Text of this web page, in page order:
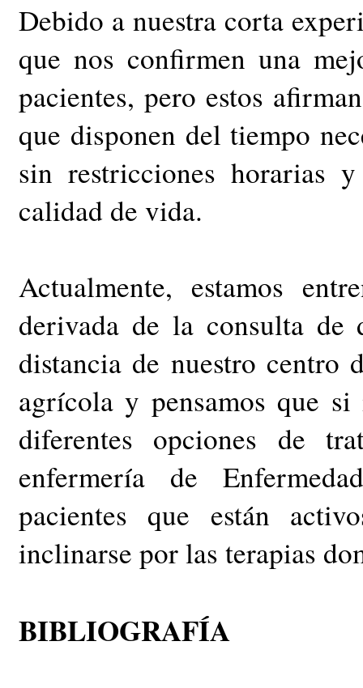
Debido a nuestra corta
que nos confirmen una
pacientes, pero estos
que disponen del tiempo
sin restricciones horarias
calidad de vida.
Actualmente, estamos
derivada de la consulta
distancia de nuestro
agrícola y pensamos que
diferentes opciones de
enfermería de
pacientes que están
inclinarse por las terapias
BIBLIOGRAFÍA